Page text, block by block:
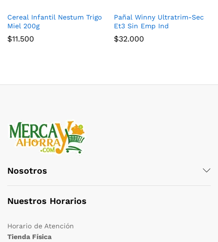
Cereal Infantil Nestum Trigo
Miel 200g
$11.500
Pañal Winny Ultratrim-Sec
Et3 Sin Emp Ind
$32.000
Nosotros
Nuestros Horarios
Horario de Atención
Tienda Física